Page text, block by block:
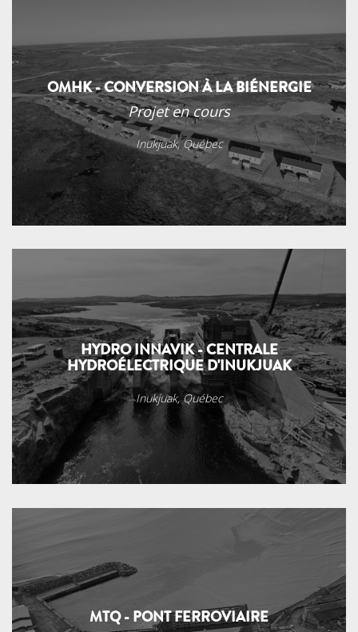
OMHK - CONVERSION À LA BIÉNERGIE
Projet en cours
Inukjuak, Québec
HYDRO INNAVIK - CENTRALE
HYDROÉLECTRIQUE D'INUKJUAK
Inukjuak, Québec
MTQ - PONT FERROVIAIRE